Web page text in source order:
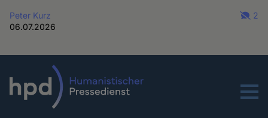
Peter Kurz
06.07.2026
2
Menu